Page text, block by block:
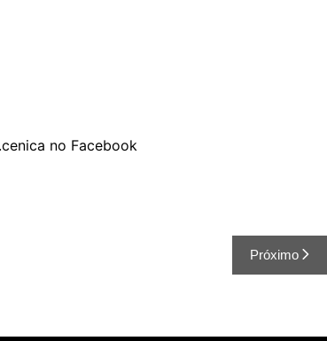
no Facebook
Próximo